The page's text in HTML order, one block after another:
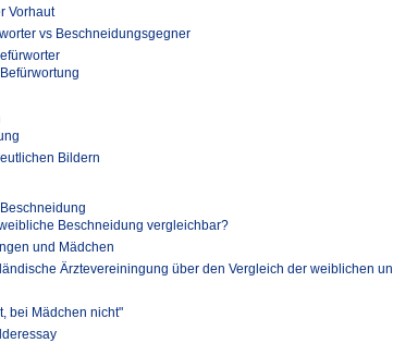
Vorhaut
vs Beschneidungsgegner
Bildern
Beschneidung vergleichbar?
und Mädchen
Ärztevereiningung über den Vergleich der weiblichen
bei Mädchen nicht"